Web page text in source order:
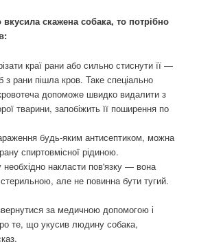
скажена собака, то потрібно
краї рани або сильно стиснути її —
рани пішла кров. Таке спеціально
допоможе швидко видалити з
тварини, запобіжить її поширення по
будь-яким антисептиком, можна
спиртовмісної рідиною.
накласти пов'язку — вона
але не повинна бути тугий.
за медичною допомогою і
те, що укусив людину собака,